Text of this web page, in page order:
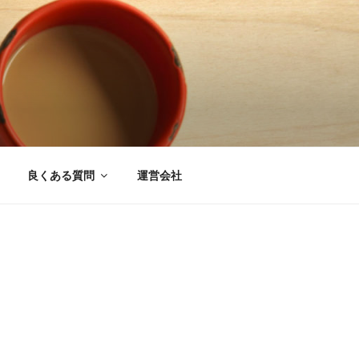
良くある質問 運営会社